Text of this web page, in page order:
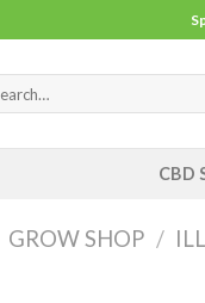
CBD
GROW SHOP /